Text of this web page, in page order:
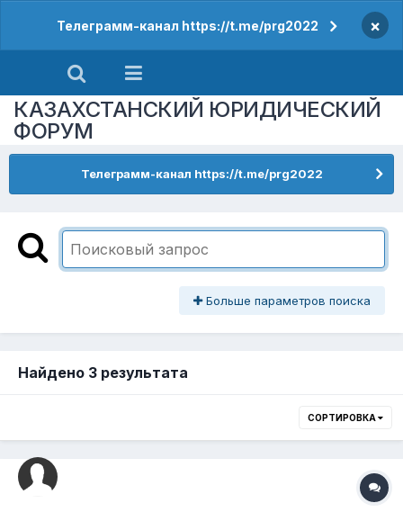
Телеграмм-канал https://t.me/prg2022 ×
КАЗАХСТАНСКИЙ ЮРИДИЧЕСКИЙ
ФОРУМ
Телеграмм-канал https://t.me/prg2022
Больше параметров поиска
Найдено 3 результата
СОРТИРОВКА